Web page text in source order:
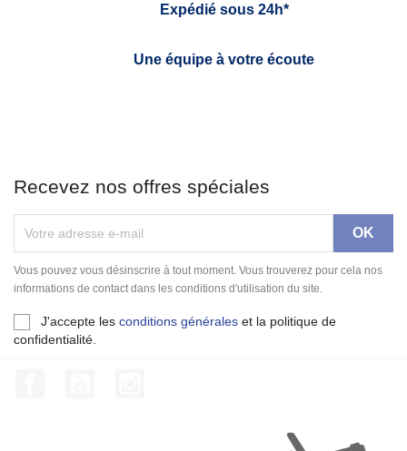
Expédié sous 24h*
Une équipe à votre écoute
Recevez nos offres spéciales
Vous pouvez vous désinscrire à tout moment. Vous trouverez pour cela nos
informations de contact dans les conditions d'utilisation du site.
J'accepte les conditions générales et la politique de
confidentialité.